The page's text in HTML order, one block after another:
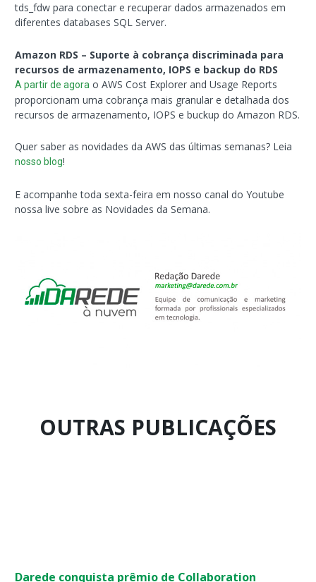
tds_fdw para conectar e recuperar dados armazenados em
diferentes databases SQL Server.
Amazon RDS – Suporte à cobrança discriminada para
recursos de armazenamento, IOPS e backup do RDS
A partir de agora o AWS Cost Explorer and Usage Reports
proporcionam uma cobrança mais granular e detalhada dos
recursos de armazenamento, IOPS e buckup do Amazon RDS.
Quer saber as novidades da AWS das últimas semanas? Leia
nosso blog!
E acompanhe toda sexta-feira em nosso canal do Youtube
nossa live sobre as Novidades da Semana.
OUTRAS PUBLICAÇÕES
Darede conquista prêmio de Collaboration